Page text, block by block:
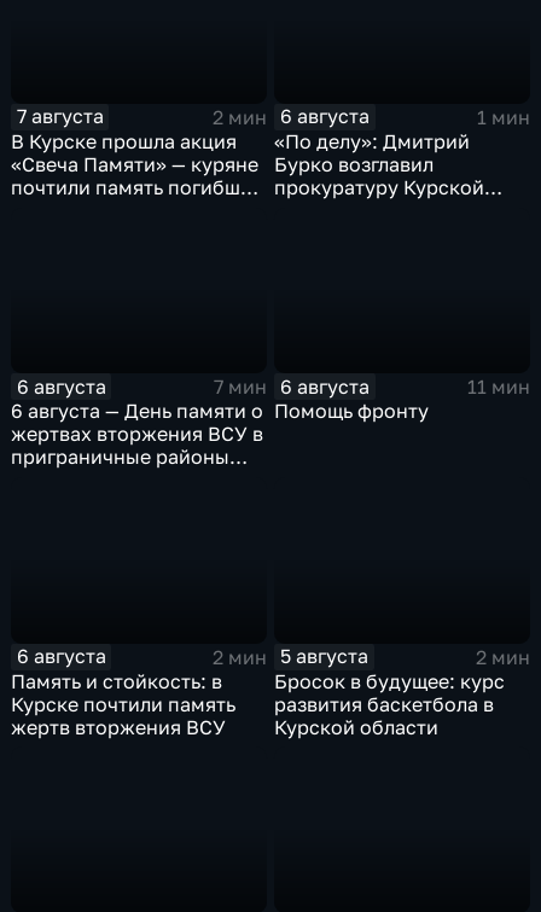
7 августа
2 мин
В Курске прошла акция
«Свеча Памяти» — куряне
почтили память погибших
6 августа
1 мин
«По делу»: Дмитрий
Бурко возглавил
прокуратуру Курской
6 августа
7 мин
6 августа — День памяти о
жертвах вторжения ВСУ в
приграничные районы
6 августа
11 мин
Помощь фронту
6 августа
2 мин
Память и стойкость: в
Курске почтили память
жертв вторжения ВСУ
5 августа
2 мин
Бросок в будущее: курс
развития баскетбола в
Курской области